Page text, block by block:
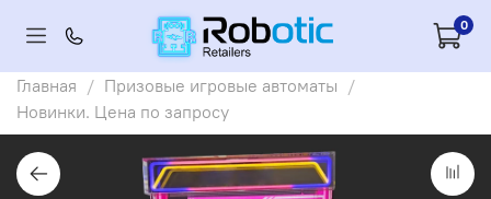
0
Главная
Призовые игровые автоматы
Новинки. Цена по запросу